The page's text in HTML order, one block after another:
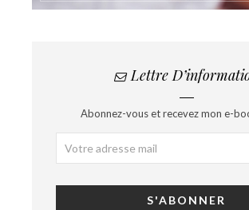
Lettre
Abonnez-vous et recevez mon e-